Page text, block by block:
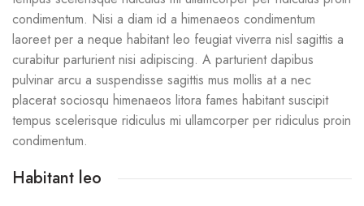
condimentum. Nisi a diam id a himenaeos condimentum
laoreet per a neque habitant leo feugiat viverra nisl sagittis a
curabitur parturient nisi adipiscing. A parturient dapibus
pulvinar arcu a suspendisse sagittis mus mollis at a nec
placerat sociosqu himenaeos litora fames habitant suscipit
tempus scelerisque ridiculus mi ullamcorper per ridiculus proin
condimentum.
Habitant leo